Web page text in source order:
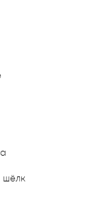
шёлк